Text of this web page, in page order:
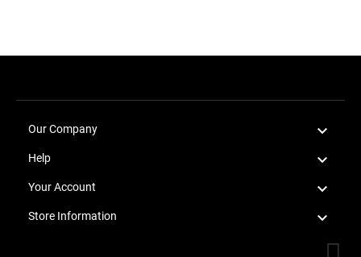
Our Company 
Help 
Your Account 
Store Information 